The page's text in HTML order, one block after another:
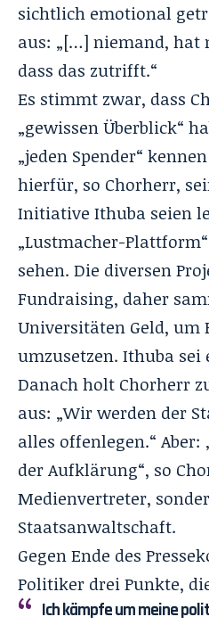
sichtlich emotional
aus: „[…] niemand, hat
dass das zutrifft.“
Es stimmt zwar, dass
„gewissen Überblick“
„jeden Spender“
hierfür, so Chorherr,
Initiative Ithuba seien
„Lustmacher-
sehen. Die diversen
Fundraising, daher
Universitäten Geld, um
umzusetzen. Ithuba sei
Danach holt Chorherr
aus: „Wir werden der
alles offenlegen.“
der Aufklärung“, so
Medienvertreter,
Staatsanwaltschaft.
Gegen Ende des
Politiker drei Punkte,
Ich kämpfe um meine